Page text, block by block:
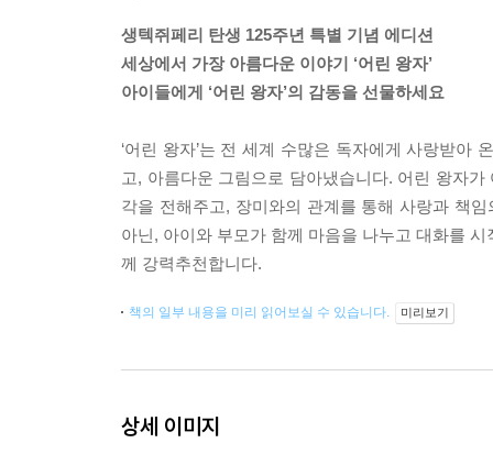
생텍쥐페리 탄생 125주년 특별 기념 에디션
세상에서 가장 아름다운 이야기 ‘어린 왕자’
아이들에게 ‘어린 왕자’의 감동을 선물하세요
‘어린 왕자’는 전 세계 수많은 독자에게 사랑받아
고, 아름다운 그림으로 담아냈습니다. 어린 왕자
각을 전해주고, 장미와의 관계를 통해 사랑과 책
아닌, 아이와 부모가 함께 마음을 나누고 대화를
께 강력추천합니다.
책의 일부 내용을 미리 읽어보실 수 있습니다. 미리보기
상세 이미지